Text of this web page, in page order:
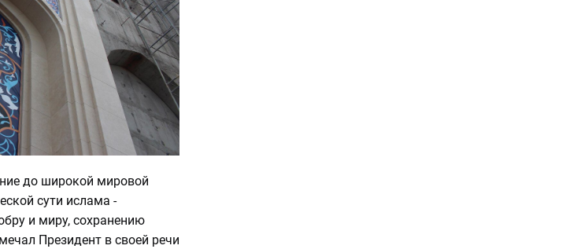
до широкой мировой
сути ислама -
и миру, сохранению
Президент в своей речи